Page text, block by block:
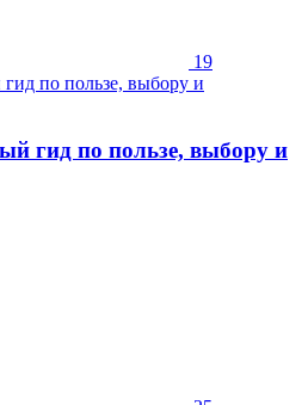
19
гид по пользе, выбору и